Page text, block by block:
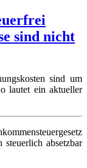
sind nicht
sind um
lautet ein aktueller
absetzbar